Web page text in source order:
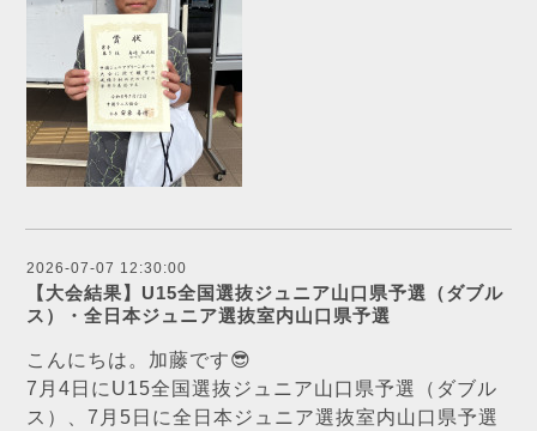
2026-07-07 12:30:00
【大会結果】U15全国選抜ジュニア山口県予選（ダブル
ス）・全日本ジュニア選抜室内山口県予選
こんにちは。加藤です😎
7月4日にU15全国選抜ジュニア山口県予選（ダブル
ス）、7月5日に全日本ジュニア選抜室内山口県予選